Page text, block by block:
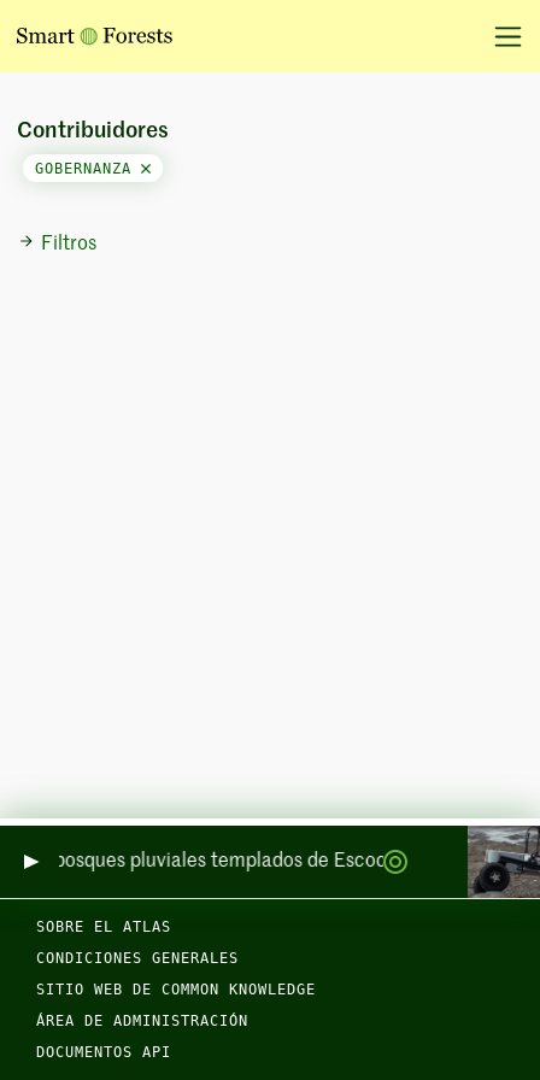
Filtros
Contribuidores
GOBERNANZA
los bosques pluviales templados de Escocia por mar y por
SOBRE EL ATLAS
CONDICIONES GENERALES
SITIO WEB DE COMMON KNOWLEDGE
ÁREA DE ADMINISTRACIÓN
DOCUMENTOS API